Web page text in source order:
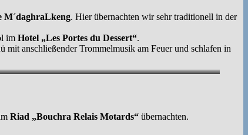
M´daghraLkeng. Hier übernachten wir sehr traditionell in der
im Hotel „Les Portes du Dessert“.
anschließender Trommelmusik am Feuer und schlafen in
Riad „Bouchra Relais Motards“ übernachten.